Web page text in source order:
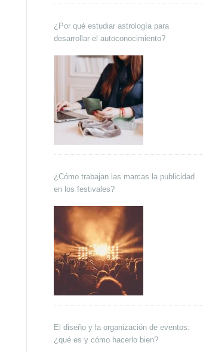
¿Por qué estudiar astrología para
desarrollar el autoconocimiento?
¿Cómo trabajan las marcas la publicidad
en los festivales?
El diseño y la organización de eventos:
¿qué es y cómo hacerlo bien?